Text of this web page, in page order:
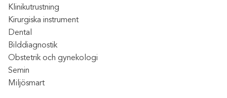
Klinikutrustning
Kirurgiska instrument
Dental
Bilddiagnostik
Obstetrik och gynekologi
Semin
Miljösmart